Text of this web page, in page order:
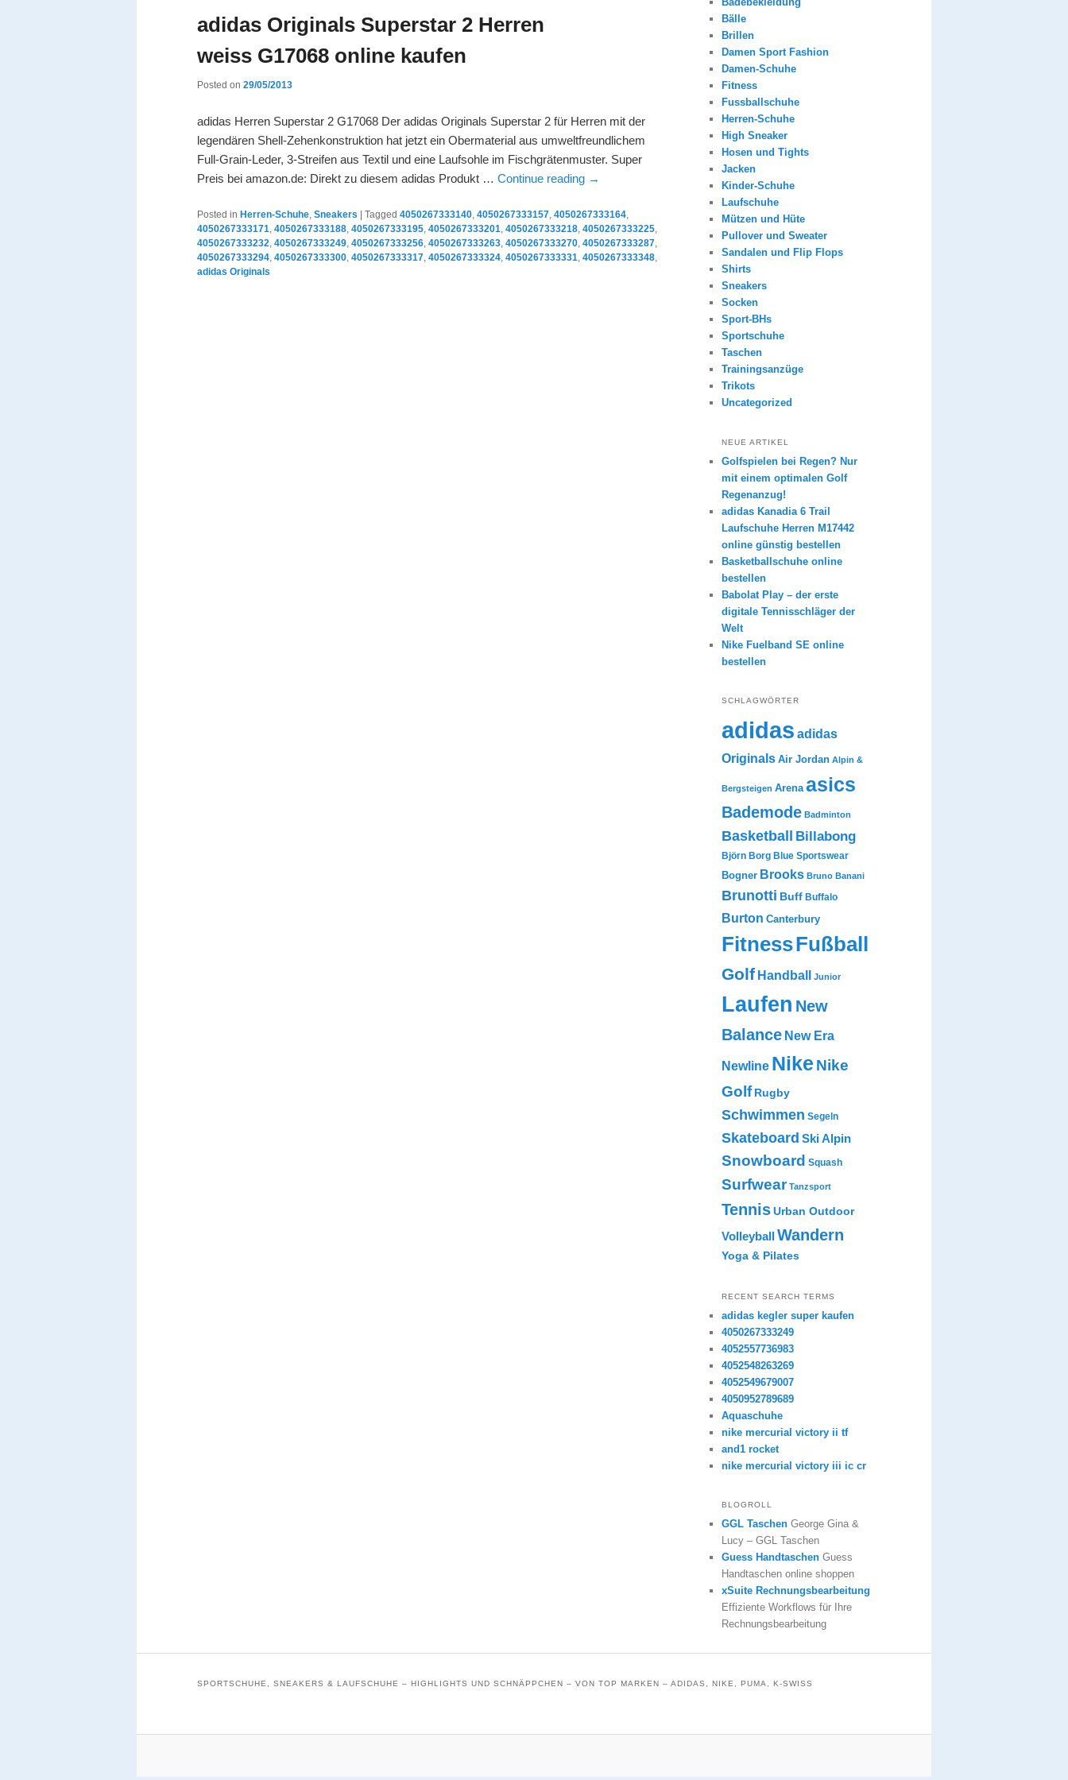
adidas Originals Superstar 2 Herren
weiss G17068 online kaufen
Posted on 29/05/2013
adidas Herren Superstar 2 G17068 Der adidas Originals Superstar 2 für Herren mit der
legendären Shell-Zehenkonstruktion hat jetzt ein Obermaterial aus umweltfreundlichem
Full-Grain-Leder, 3-Streifen aus Textil und eine Laufsohle im Fischgrätenmuster. Super
Preis bei amazon.de: Direkt zu diesem adidas Produkt … Continue reading →
Posted in Herren-Schuhe, Sneakers Tagged 4050267333140, 4050267333157, 4050267333164,
4050267333171, 4050267333188, 4050267333195, 4050267333201, 4050267333218, 4050267333225,
4050267333232, 4050267333249, 4050267333256, 4050267333263, 4050267333270, 4050267333287,
4050267333294, 4050267333300, 4050267333317, 4050267333324, 4050267333331, 4050267333348,
adidas Originals
Bälle
Brillen
Damen Sport Fashion
Damen-Schuhe
Fitness
Fussballschuhe
Herren-Schuhe
High Sneaker
Hosen und Tights
Jacken
Kinder-Schuhe
Laufschuhe
Mützen und Hüte
Pullover und Sweater
Sandalen und Flip Flops
Shirts
Sneakers
Socken
Sport-BHs
Sportschuhe
Taschen
Trainingsanzüge
Trikots
Uncategorized
NEUE ARTIKEL
Golfspielen bei Regen? Nur
mit einem optimalen Golf
Regenanzug!
adidas Kanadia 6 Trail
Laufschuhe Herren M17442
online günstig bestellen
Basketballschuhe online
bestellen
Babolat Play – der erste
digitale Tennisschläger der
Welt
Nike Fuelband SE online
bestellen
SCHLAGWÖRTER
adidas adidas
Originals Air Jordan Alpin &
Bergsteigen Arena asics
Bademode Badminton
Basketball Billabong
Björn Borg Blue Sportswear
Bogner Brooks Bruno Banani
Brunotti Buff Buffalo
Burton Canterbury
FitnessFußball
Golf Handball Junior
Laufen New
Balance New Era
Newline Nike Nike
Golf Rugby
Schwimmen Segeln
Skateboard Ski Alpin
Snowboard Squash
Surfwear Tanzsport
TennisUrban Outdoor
VolleyballWandern
Yoga & Pilates
RECENT SEARCH TERMS
adidas kegler super kaufen
4050267333249
4052557736983
4052548263269
4052549679007
4050952789689
Aquaschuhe
nike mercurial victory ii tf
and1 rocket
nike mercurial victory iii ic cr
BLOGROLL
GGL Taschen George Gina &
Lucy – GGL Taschen
Guess Handtaschen Guess
Handtaschen online shoppen
xSuite Rechnungsbearbeitung
Effiziente Workflows für Ihre
Rechnungsbearbeitung
SPORTSCHUHE, SNEAKERS & LAUFSCHUHE – HIGHLIGHTS UND SCHNÄPPCHEN – VON TOP MARKEN – ADIDAS, NIKE, PUMA, K-SWISS